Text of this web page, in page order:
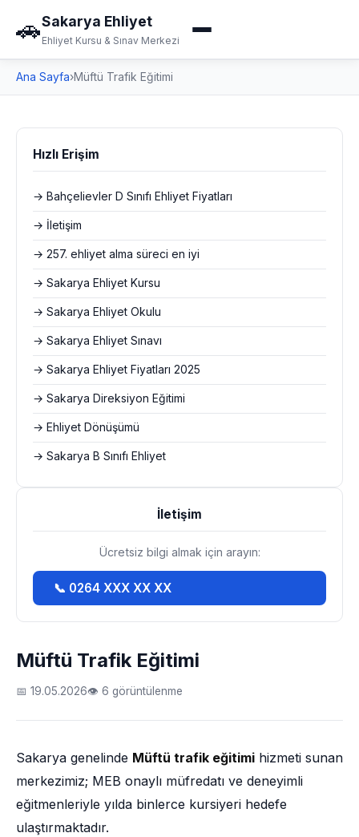
🚗Sakarya Ehliyet
Ehliyet Kursu & Sınav Merkezi
Ana Sayfa›Müftü Trafik Eğitimi
Müftü Trafik Eğitimi
📅 19.05.2026👁 6 görüntülenme
Sakarya genelinde Müftü trafik eğitimi hizmeti sunan
merkezimiz; MEB onaylı müfredatı ve deneyimli
eğitmenleriyle yılda binlerce kursiyeri hedefe
ulaştırmaktadır.
Hızlı Erişim
→ Bahçelievler D Sınıfı Ehliyet Fiyatları
→ İletişim
→ 257. ehliyet alma süreci en iyi
→ Sakarya Ehliyet Kursu
→ Sakarya Ehliyet Okulu
→ Sakarya Ehliyet Sınavı
→ Sakarya Ehliyet Fiyatları 2025
→ Sakarya Direksiyon Eğitimi
→ Ehliyet Dönüşümü
→ Sakarya B Sınıfı Ehliyet
İletişim
Ücretsiz bilgi almak için arayın:
📞 0264 XXX XX XX